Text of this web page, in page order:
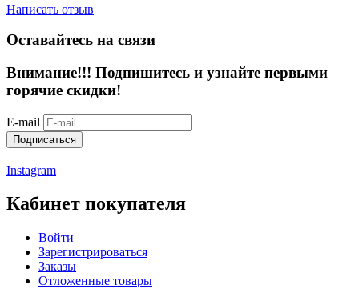
Написать отзыв
Оставайтесь на связи
Внимание!!! Подпишитесь и узнайте первыми
горячие скидки!
E-mail
Подписаться
Instagram
Кабинет покупателя
Войти
Зарегистрироваться
Заказы
Отложенные товары